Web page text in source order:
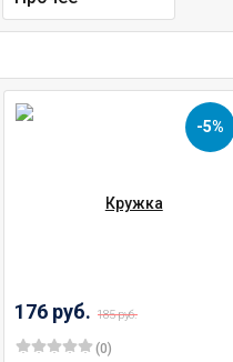
-5%
176 руб. 185 руб.
(0)